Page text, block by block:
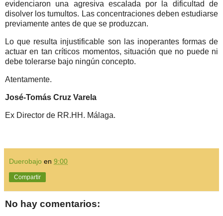
evidenciaron una agresiva escalada por la dificultad de
disolver los tumultos. Las concentraciones deben estudiarse
previamente antes de que se produzcan.
Lo que resulta injustificable son las inoperantes formas de
actuar en tan críticos momentos, situación que no puede ni
debe tolerarse bajo ningún concepto.
Atentamente.
José-Tomás Cruz Varela
Ex Director de RR.HH. Málaga.
Duerobajo en 9:00
Compartir
No hay comentarios: